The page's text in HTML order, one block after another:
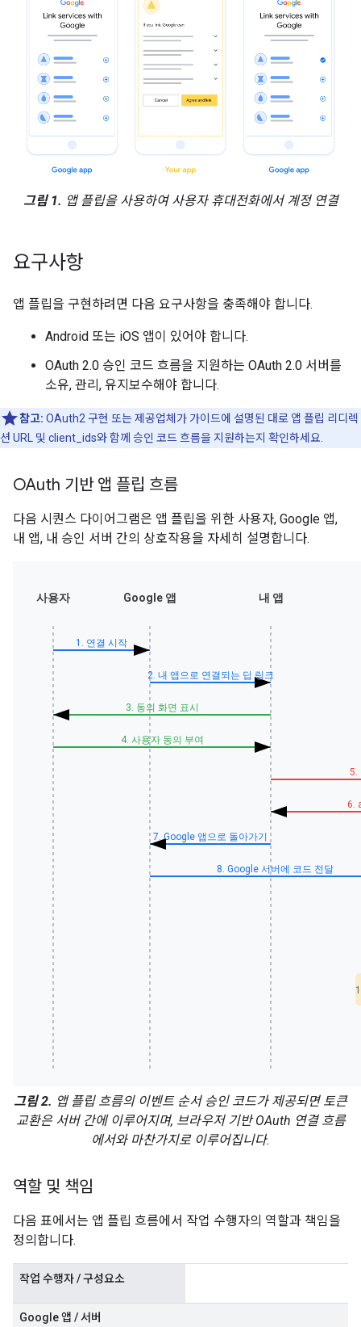
그림 1. 앱 플립을 사용하여 사용자 휴대전화에서 계정 연결
요구사항
앱 플립을 구현하려면 다음 요구사항을 충족해야 합니다.
Android 또는 iOS 앱이 있어야 합니다.
OAuth 2.0 승인 코드 흐름을 지원하는 OAuth 2.0 서버를
소유, 관리, 유지보수해야 합니다.
참고: OAuth2 구현 또는 제공업체가 가이드에 설명된 대로 앱 플립 리디렉
션 URL 및 client_ids와 함께 승인 코드 흐름을 지원하는지 확인하세요.
OAuth 기반 앱 플립 흐름
다음 시퀀스 다이어그램은 앱 플립을 위한 사용자, Google 앱,
내 앱, 내 승인 서버 간의 상호작용을 자세히 설명합니다.
사용자 Google 앱 내 앱
1. 연결 시작
2. 내 앱으로 연결되는 딥 링크
3. 동의 화면 표시
4. 사용자 동의 부여
5.
6.
7. Google 앱으로 돌아가기
8. Google 서버에 코드 전달
그림 2. 앱 플립 흐름의 이벤트 순서 승인 코드가 제공되면 토큰
교환은 서버 간에 이루어지며, 브라우저 기반 OAuth 연결 흐름
에서와 마찬가지로 이루어집니다.
역할 및 책임
다음 표에서는 앱 플립 흐름에서 작업 수행자의 역할과 책임을
정의합니다.
작업 수행자 / 구성요소
Google 앱 / 서버